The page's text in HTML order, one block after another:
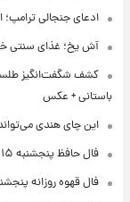
ادعای جنجالی ترامپ؛
آش یخ؛ غذای سنتی
کشف شگفت‌انگیز
باستانی + عکس
این چای هندی
فال حافظ پنجشنبه ۱۵ مرداد ماه ۱۴۰۵
فال قهوه روزانه پنجشنبه ۱۵ مرداد ماه